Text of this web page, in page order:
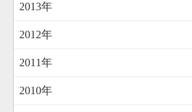
2013年
2012年
2011年
2010年